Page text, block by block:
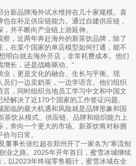
分新品牌海外试水维持在几十家规模。喜
在补足供应链能力。通过自建供应链，
并不断向产业链上游延伸。
，近两年奔赴海外的新茶饮品牌，除了
，在某个国家的单店模型如何打通，能不
明白就去海外开店，非常耗费成本。他们
长，还是战略驱动。”
业，更是文化的融合、生长与平衡。现
员们一边卖奶茶，一边学语言。他们组织
言，同时组织当地员工学习中文和中国文
解决了近170个国家的工作签证问题。
临的最大机遇和风险就是品牌形象和国
茶饮从模式、供应链、品牌和组织能力上
，奔向一个更大的市场。新茶饮将对标拥
与日常。
董事长张红超在郑州开了一家名为“寒流刨
业之路。2025年开年首日，蜜雪冰城继续
以2023年终端零售额计，蜜雪冰城在全